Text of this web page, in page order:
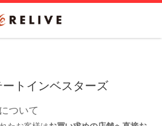
トインベスターズ
ついて